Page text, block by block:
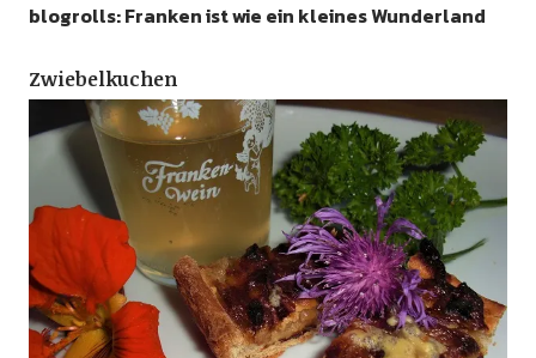
blogrolls: Franken ist wie ein kleines Wunderland
Zwiebelkuchen